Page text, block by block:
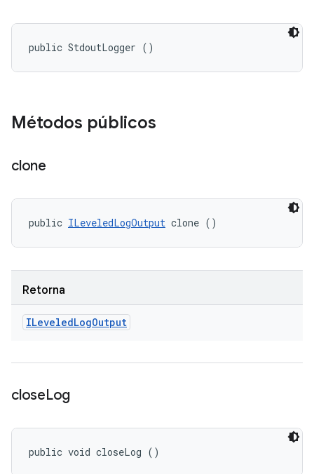
public StdoutLogger ()
Métodos públicos
clone
public ILeveledLogOutput clone ()
Retorna
ILeveledLogOutput
closeLog
public void closeLog ()